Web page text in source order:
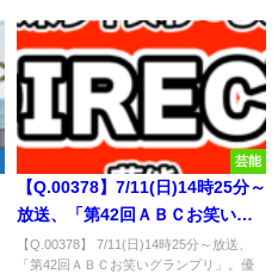
芸能
【Q.00378】7/11(日)14時25分～
放送、「第42回ＡＢＣお笑いグ
ランプリ」。優勝するのは？
【Q.00378】 7/11(日)14時25分～放送、
「第42回ＡＢＣお笑いグランプリ」。優